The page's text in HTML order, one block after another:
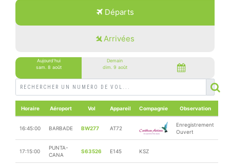
Départs
Arrivées
Aujourd'hui
sam. 8 août
Demain
dim. 9 août
Horaire Aéroport Vol Appareil Compagnie Observation
16:45:00 BARBADE BW277 AT72
Enregistrement
Ouvert
17:15:00
PUNTA-
CANA
S63526 E145 KSZ